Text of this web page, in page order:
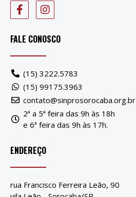
FALE CONOSCO
(15) 3222.5783
(15) 99175.3963
contato@sinprosorocaba.org.br
2ª a 5ª feira das 9h às 18h
e 6ª feira das 9h às 17h.
ENDEREÇO
rua Francisco Ferreira Leão, 90